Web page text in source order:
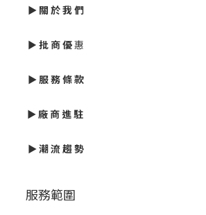
► 關 於 我 們
► 批 商 優惠
► 服 務 條 款
►廠 商 進 駐
►潮 流 趨 勢
服務範圍